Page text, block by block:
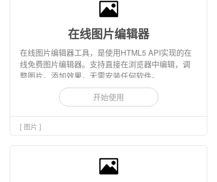
在线图片编辑器
在线图片编辑器工具，是使用HTML5 API实现的在
线免费图片编辑器。支持直接在浏览器中编辑，调
整图片，添加效果，无需安装任何软件。
开始使用
[ 图片 ]